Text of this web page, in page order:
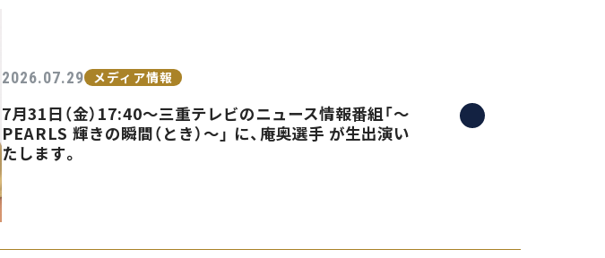
2026.07.29 メディア情報
7月31日（金）17:40〜三重テレビのニュース情報番組「〜
PEARLS 輝きの瞬間（とき）〜」 に、庵奥選手 が生出演い
たします。